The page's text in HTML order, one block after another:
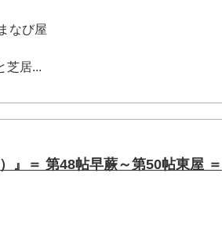
なび屋
芝居...
＝ 第48帖早蕨～第50帖東屋 ＝